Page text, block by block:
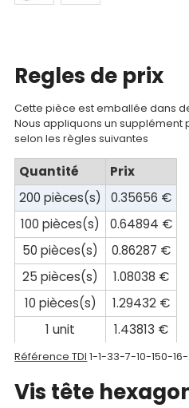
Mon
compte
Mon
panier
Contact
Regles de prix
Cette pièce est emballée dans
Nous appliquons un
selon les règles suivantes
Quantité
Prix
200 pièces(s)
0.35656 €
100 pièces(s)
0.64894 €
50 pièces(s)
0.86287 €
25 pièces(s)
1.08038 €
10 pièces(s)
1.29432 €
1 unit
1.43813 €
Référence TDI 1-1-33-7-10-150-
Vis tête